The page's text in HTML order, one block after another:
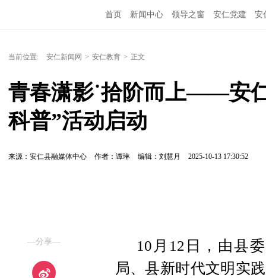
首页 新闻中心 领导之窗 安仁党建 安
当前位置: 安仁新闻网 > 安仁教育 > 正文
青春潇影˙拾阶而上——安
科普”活动启动
来源：安仁县融媒体中心 作者：谭琳 编辑：刘慧月 2025-10-13 17:30:52
—分享—
10月12日，由县
局、县新时代文明实